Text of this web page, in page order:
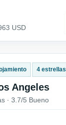
USD
4 estrellas
Angeles
· 3.7/5 Bueno